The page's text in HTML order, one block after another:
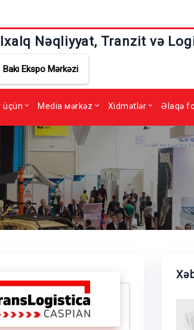
Nəqliyyat, Tranzit və
Bakı Ekspo Mərkəzi
üçün Media мərkəz Xidmətlər Əlaqə